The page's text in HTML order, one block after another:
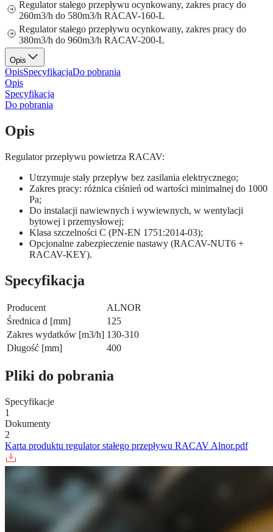
Regulator stałego przepływu ocynkowany, zakres pracy do
260m3/h do 580m3/h RACAV-160-L
Regulator stałego przepływu ocynkowany, zakres pracy do
380m3/h do 960m3/h RACAV-200-L
Opis
OpisSpecyfikacjaDo pobrania
Opis
Specyfikacja
Do pobrania
Opis
Regulator przepływu powietrza RACAV:
Utrzymuje stały przepływ bez zasilania elektrycznego;
Zakres pracy: różnica ciśnień od wartości minimalnej do 1000
Pa;
Do instalacji nawiewnych i wywiewnych, w wentylacji
bytowej i przemysłowej;
Klasa szczelności C (PN-EN 1751:2014-03);
Opcjonalne zabezpieczenie nastawy (RACAV-NUT6 +
RACAV-KEY).
Specyfikacja
Producent
ALNOR
Średnica d [mm]
125
Zakres wydatków [m3/h] 130-310
Długość [mm]
400
Pliki do pobrania
Specyfikacje
1
Dokumenty
2
Karta produktu regulator stałego przepływu RACAV Alnor.pdf